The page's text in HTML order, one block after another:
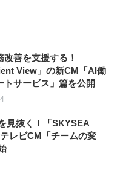
善を支援する！
View」の新CM「AI働
トサービス」篇を公開
見抜く！「SKYSEA
レビCM「チームの変